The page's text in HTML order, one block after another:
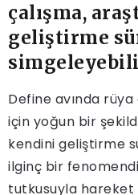
çalışma,
geliştirme
Define avında
için yoğun bir
kendini geliştirme
ilginç bir
tutkusuyla hareket